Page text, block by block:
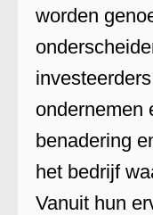
worden
ondernemen
benadering
het bedrijf
Vanuit hun